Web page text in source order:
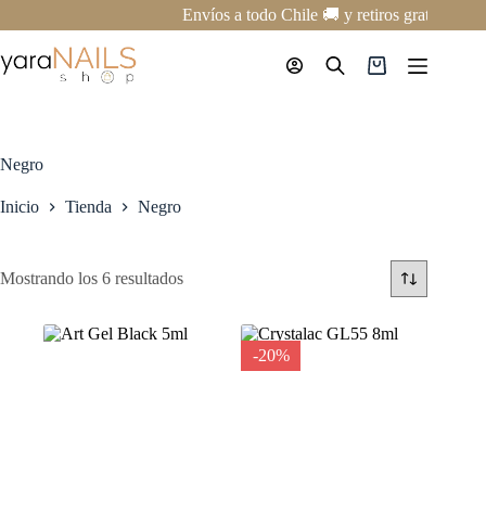
al
contenido
Envíos a todo Chile 🚚 y retiros gratis en
Carro
Negro
Inicio Tienda Negro
Mostrando los 6 resultados
-20%